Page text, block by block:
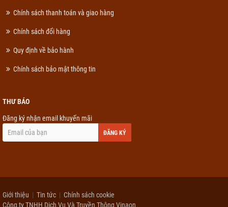
Chính sách thanh toán và giao hàng
Chính sách đổi hàng
Quy định về bảo hành
Chính sách bảo mật thông tin
THƯ BÁO
Đăng ký nhận email khuyến mãi
ĐĂNG KÝ
Giới thiệu Tin tức
Chính sách cookie
Công ty TNHH Dịch Vụ Và Truyền Thông Vinaon